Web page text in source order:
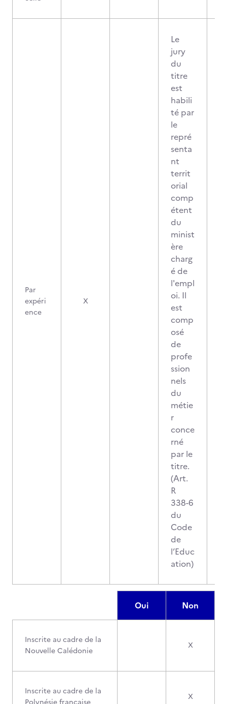
Par
expéri
ence
X
Le
jury
du
titre
est
habili
té par
le
repré
senta
nt
territ
orial
comp
étent
du
minist
ère
charg
é de
l'empl
oi. Il
est
comp
osé
de
profe
ssion
nels
du
métie
r
conce
rné
par le
titre.
(Art.
R
338-6
du
Code
de
l’Educ
ation)
Oui Non
Inscrite au cadre de la
Nouvelle Calédonie
X
Inscrite au cadre de la
X